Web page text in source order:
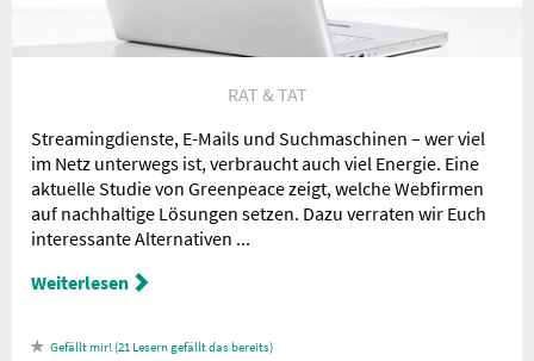
RAT & TAT
Streamingdienste, E-Mails und Suchmaschinen – wer viel
im Netz unterwegs ist, verbraucht auch viel Energie. Eine
aktuelle Studie von Greenpeace zeigt, welche Webfirmen
auf nachhaltige Lösungen setzen. Dazu verraten wir Euch
interessante Alternativen ...
Weiterlesen
21 Lesern gefällt das